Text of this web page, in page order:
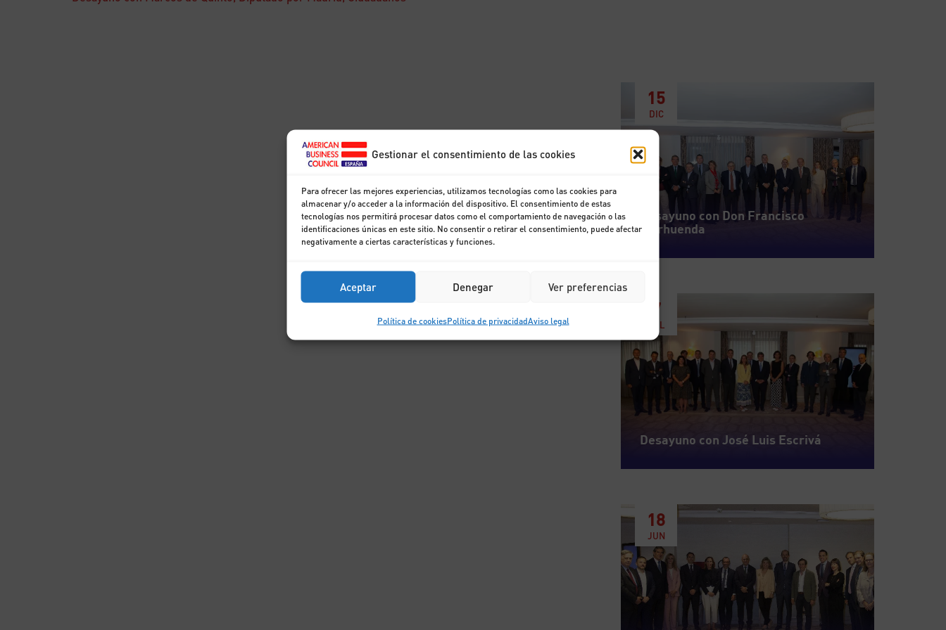
Gestionar el consentimiento de las cookies
Para ofrecer las mejores experiencias, utilizamos tecnologías como las cookies para
almacenar y/o acceder a la información del dispositivo. El consentimiento de estas
tecnologías nos permitirá procesar datos como el comportamiento de navegación o las
identificaciones únicas en este sitio. No consentir o retirar el consentimiento, puede afectar
negativamente a ciertas características y funciones.
Aceptar Denegar Ver preferencias
Política de cookiesPolítica de privacidadAviso legal
15
DIC
Desayuno con Don Francisco
Marhuenda
7
JUL
Desayuno con José Luis Escrivá
18
JUN